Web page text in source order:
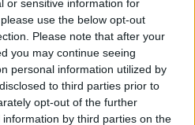
or sensitive information for
use the below opt-out
Please note that after your
you may continue seeing
personal information utilized by
to third parties prior to
opt-out of the further
by third parties on the
giugno in negozio e acquistabile sul
(entro fine mese in negozio, con
10 giugno)
Le offerte 5G